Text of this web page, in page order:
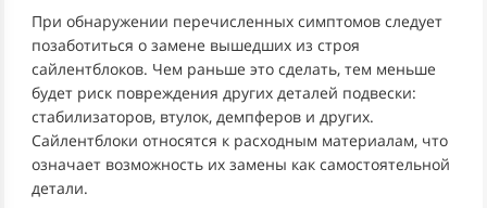
При обнаружении перечисленных симптомов следует
позаботиться о замене вышедших из строя
сайлентблоков. Чем раньше это сделать, тем меньше
будет риск повреждения других деталей подвески:
стабилизаторов, втулок, демпферов и других.
Сайлентблоки относятся к расходным материалам, что
означает возможность их замены как самостоятельной
детали.